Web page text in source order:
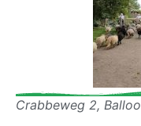
Crabbeweg 2, Balloo